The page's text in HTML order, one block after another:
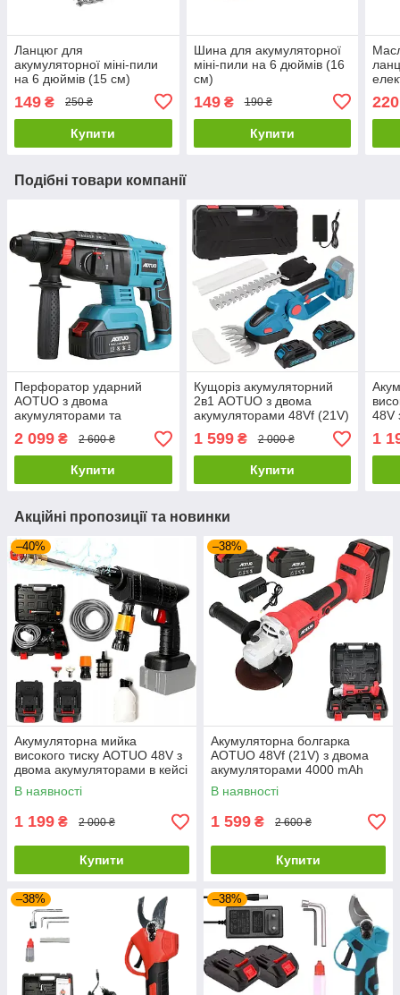
Ланцюг для
акумуляторної міні-пили
на 6 дюймів (15 см)
149 ₴ 250 ₴
Купити
Шина для акумуляторної
міні-пили на 6 дюймів (16
см)
149₴ 190 ₴
Купити
220
Подібні товари компанії
Перфоратор ударний
AOTUO з двома
акумуляторами та
насадками в кейсі 48V
4000 mAh
2 099 ₴ 2 600 ₴
Купити
Кущоріз акумуляторний
2в1 AOTUO з двома
акумуляторами 48Vf (21V)
4000 mAh
1 599₴ 2 000 ₴
Купити
48V
1
Акційні пропозиції та новинки
–40%
Акумуляторна мийка
високого тиску AOTUO 48V з
двома акумуляторами в кейсі
1000 W 4000 mAh
В наявності
1 199 ₴ 2 000 ₴
Купити
–38%
Акумуляторна болгарка
AOTUO 48Vf (21V) з двома
акумуляторами 4000 mAh
В наявності
1 599 ₴ 2 600 ₴
Купити
–38% –38%